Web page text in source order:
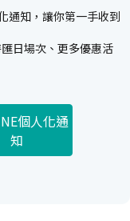
通知，讓你第一手收到
日場次、更多優惠活
個人化通
知